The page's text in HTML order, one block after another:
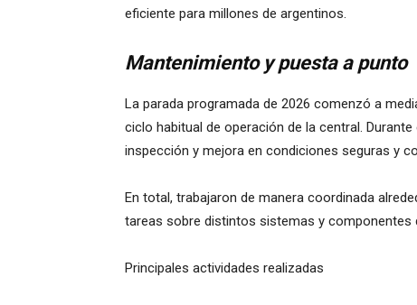
eficiente para millones de argentinos.
Mantenimiento y puesta a punto
La parada programada de 2026 comenzó a
ciclo habitual de operación de la central.
inspección y mejora en condiciones seguras y
En total, trabajaron de manera coordinada
tareas sobre distintos sistemas y componentes
Principales actividades realizadas